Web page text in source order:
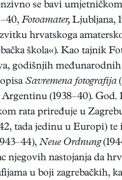
se bavi
Fotoamater, Ljubljana,
hrvatskoga
škola«). Kao tajnik
godišnjih
Savremena fotografija
(1938–40). God.
rata priređuje u
tada jedinu u Europi)
Neue Ordnung
njegovih nastojanja da
u boji zagrebačkih,